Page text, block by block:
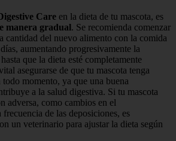
Care en la dieta de tu mascota, es
manera gradual. Se recomienda comenzar
cantidad del nuevo alimento con la comida
aumentando progresivamente la
hasta que la dieta esté completamente
asegurarse de que tu mascota tenga
todo momento, ya que una buena
a la salud digestiva. Si tu mascota
adversa, como cambios en el
de las deposiciones, es
un veterinario para ajustar la dieta según